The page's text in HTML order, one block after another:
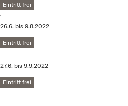
Eintritt frei
26.6. bis9.8.2022
Eintritt frei
27.6. bis9.9.2022
Eintritt frei